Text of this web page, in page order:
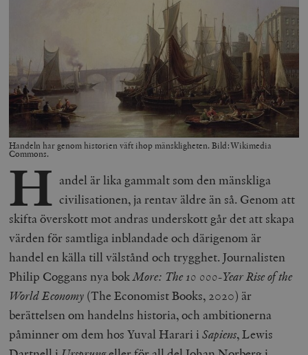
Handeln har genom historien väft ihop mänskligheten. Bild:Wikimedia
Commons.
H andel är lika gammalt som den mänskliga
civilisationen, ja rentav äldre än så. Genom att
skifta överskott mot andras underskott går det att skapa
värden för samtliga inblandade och därigenom är
handel en källa till välstånd och trygghet. Journalisten
Philip Coggans nya bokMore: The 10 000-Year Rise of the
World Economy (The Economist Books, 2020) är
berättelsen om handelns historia, och ambitionerna
påminner om dem hos Yuval Harari iSapiens, Lewis